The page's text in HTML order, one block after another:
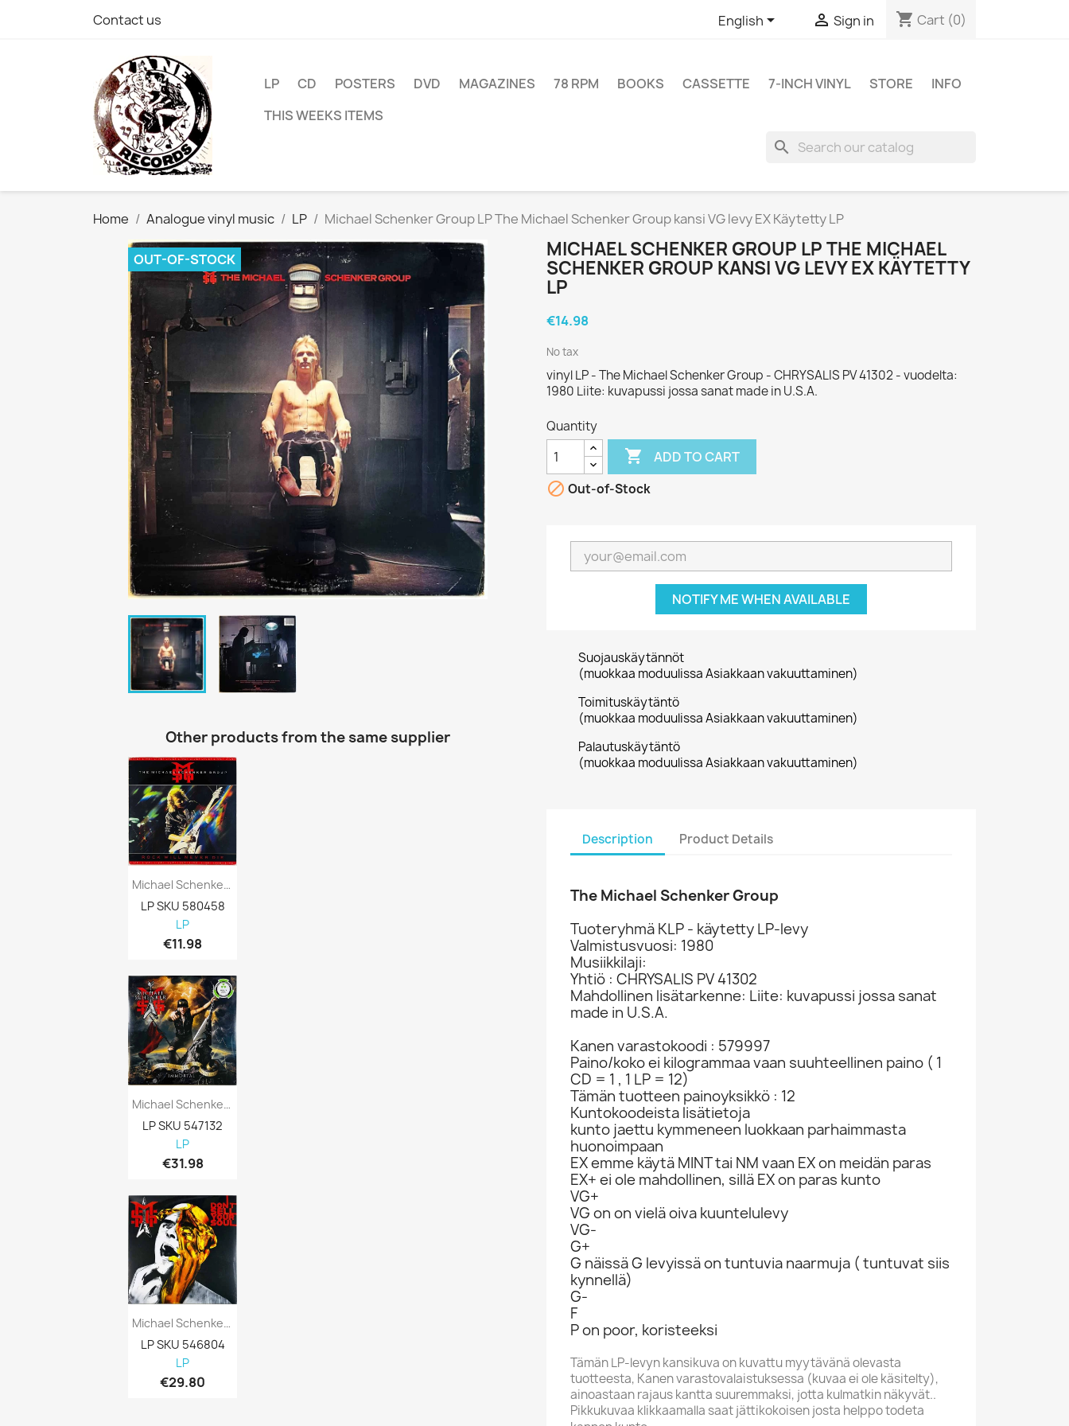
Contact us English  Sign in shopping_cart Cart (0)
LP CD POSTERS DVD MAGAZINES 78 RPM BOOKS CASSETTE 7-INCH VINYL STORE
INFO
THIS WEEKS ITEMS
search
Home Analogue vinyl music LP Michael Schenker Group LP The Michael Schenker Group kansi VG levy EX Käytetty LP
OUT-OF-STOCK
Other products from the same supplier
Michael Schenker Group LP Rock Will Never...
LP SKU 580458
LP
€11.98
Michael Schenker Group LP Immortal, Gold...
LP SKU 547132
LP
€31.98
Michael Schenker Group LP Don’t Sell Your...
LP SKU 546804
LP
€29.80
MICHAEL SCHENKER GROUP LP THE MICHAEL
SCHENKER GROUP KANSI VG LEVY EX KÄYTETTY
LP
€14.98
No tax
vinyl LP - The Michael Schenker Group - CHRYSALIS PV 41302 - vuodelta:
1980 Liite: kuvapussi jossa sanat made in U.S.A.
Quantity
 ADD TO CART
 Out-of-Stock
NOTIFY ME WHEN AVAILABLE
Suojauskäytännöt
(muokkaa moduulissa Asiakkaan vakuuttaminen)
Toimituskäytäntö
(muokkaa moduulissa Asiakkaan vakuuttaminen)
Palautuskäytäntö
(muokkaa moduulissa Asiakkaan vakuuttaminen)
Description Product Details
The Michael Schenker Group
Tuoteryhmä KLP - käytetty LP-levy
Valmistusvuosi: 1980
Musiikkilaji:
Yhtiö : CHRYSALIS PV 41302
Mahdollinen lisätarkenne: Liite: kuvapussi jossa sanat
made in U.S.A.
Kanen varastokoodi : 579997
Paino/koko ei kilogrammaa vaan suuhteellinen paino ( 1
CD = 1 , 1 LP = 12)
Tämän tuotteen painoyksikkö : 12
Kuntokoodeista lisätietoja
kunto jaettu kymmeneen luokkaan parhaimmasta
huonoimpaan
EX emme käytä MINT tai NM vaan EX on meidän paras
EX+ ei ole mahdollinen, sillä EX on paras kunto
VG+
VG on on vielä oiva kuuntelulevy
VG-
G+
G näissä G levyissä on tuntuvia naarmuja ( tuntuvat siis
kynnellä)
G-
F
P on poor, koristeeksi
Tämän LP-levyn kansikuva on kuvattu myytävänä olevasta
tuotteesta, Kanen varastovalaistuksessa (kuvaa ei ole käsitelty),
ainoastaan rajaus kantta suuremmaksi, jotta kulmatkin näkyvät..
Pikkukuvaa klikkaamalla saat jättikokoisen josta helppo todeta